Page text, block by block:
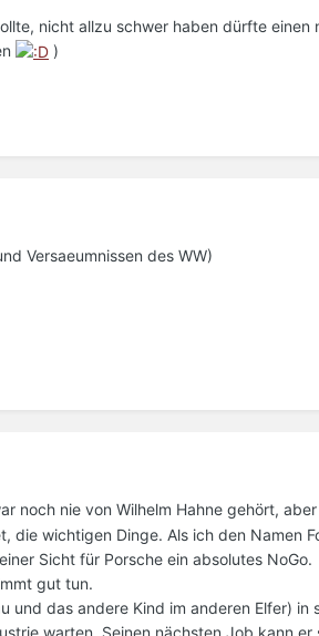
nicht allzu schwer haben dürfte einen
)
Versaeumnissen des WW)
noch nie von Wilhelm Hahne gehört,
wichtigen Dinge. Als ich den Namen
Sicht für Porsche ein absolutes NoGo.
gut tun.
und das andere Kind im anderen Elfer) in